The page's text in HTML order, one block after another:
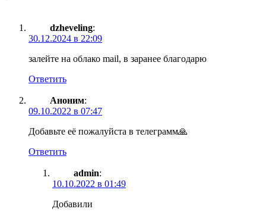
dzheveling:
30.12.2024 в 22:09
залейте на облако mail, в заранее благодарю
Ответить
Аноним:
09.10.2022 в 07:47
Добавьте её пожалуйста в телеграмм🙏
Ответить
admin:
10.10.2022 в 01:49
Добавили